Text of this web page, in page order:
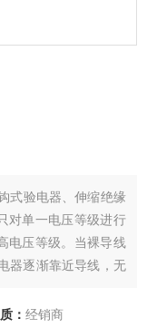
式验电器、伸缩绝缘
对单一电压等级进行
电压等级。当裸导线
器逐渐靠近导线，无
： 经销商